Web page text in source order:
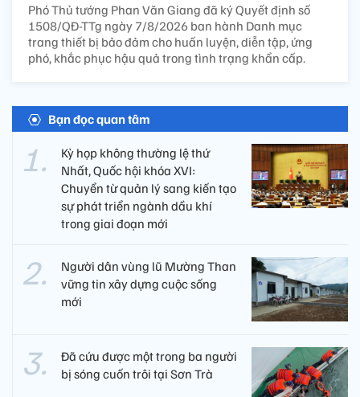
Phó Thủ tướng Phan Văn Giang đã ký Quyết định số
1508/QĐ-TTg ngày 7/8/2026 ban hành Danh mục
trang thiết bị bảo đảm cho huấn luyện, diễn tập, ứng
phó, khắc phục hậu quả trong tình trạng khẩn cấp.
Bạn đọc quan tâm
Kỳ họp không thường lệ thứ
Nhất, Quốc hội khóa XVI:
Chuyển từ quản lý sang kiến tạo
sự phát triển ngành dầu khí
trong giai đoạn mới
Người dân vùng lũ Mường Than
vững tin xây dựng cuộc sống
mới
Đã cứu được một trong ba người
bị sóng cuốn trôi tại Sơn Trà